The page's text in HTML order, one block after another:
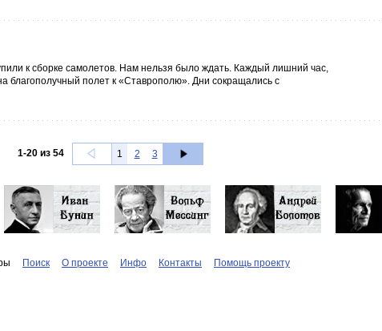
к сборке самолетов. Нам нельзя было ждать. Каждый лишний час,
полет к «Ставрополю». Дни сокращались с
1-20из 54 1 2 3
Поиск О проекте Инфо Контакты Помощь проекту